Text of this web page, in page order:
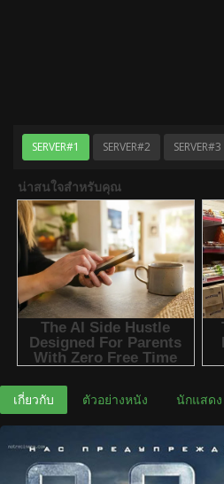
SERVER#1 SERVER#2 SERVER#3
เกี่ยวกับ ตัวอย่างหนัง นักแสดง